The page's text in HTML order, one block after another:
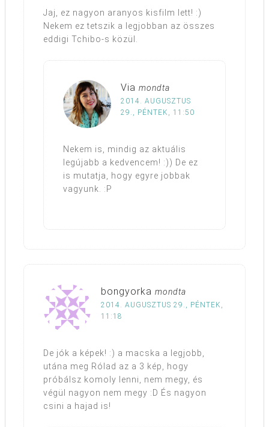
Jaj, ez nagyon aranyos kisfilm lett! :)
Nekem ez tetszik a legjobban az összes
eddigi Tchibo-s közül.
Via mondta
2014. AUGUSZTUS
29., PÉNTEK, 11:50
Nekem is, mindig az aktuális
legújabb a kedvencem! :)) De ez
is mutatja, hogy egyre jobbak
vagyunk. :P
bongyorka mondta
2014. AUGUSZTUS 29., PÉNTEK,
11:18
De jók a képek! :) a macska a legjobb,
utána meg Rólad az a 3 kép, hogy
próbálsz komoly lenni, nem megy, és
végül nagyon nem megy :D És nagyon
csini a hajad is!